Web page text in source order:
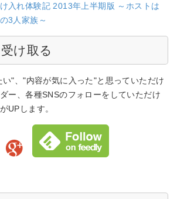
入れ体験記 2013年上半期版 ～ホストは
3人家族～
け取る
い"、"内容が気に入った"と思っていただけ
ー、各種SNSのフォローをしていただけ
UPします。